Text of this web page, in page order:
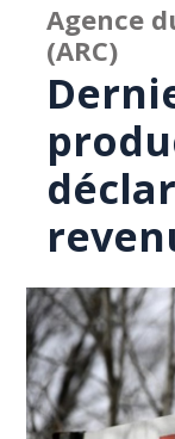
Agence
(ARC)